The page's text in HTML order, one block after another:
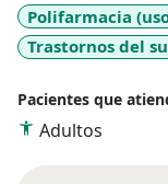
Polifarmacia
Trastornos del
Pacientes que
Adultos